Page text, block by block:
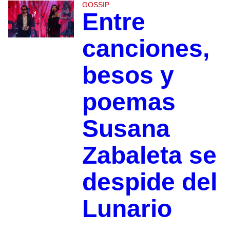
GOSSIP
Entre
canciones,
besos y
poemas
Susana
Zabaleta se
despide del
Lunario